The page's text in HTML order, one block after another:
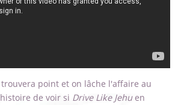
point et on lâche l'affaire au
de voir si Drive Like Jehuen